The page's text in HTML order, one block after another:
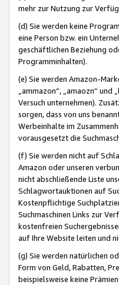
mehr zur Nutzung zur
(d) Sie werden keine
eine Person bzw. ein
geschäftlichen Beziehung
Programminhalten).
(e) Sie werden Amazon-
„ammazon“, „amaozn“
Versuch unternehmen).
sorgen, dass von uns
Werbeinhalte im
vorausgesetzt die
(f) Sie werden nicht auf
Amazon oder unseren
nicht abschließende Liste
Schlagwortauktionen auf
Kostenpflichtige
Suchmaschinen Links zur
kostenfreien
auf Ihre Website leiten und
(g) Sie werden natürlichen
Form von Geld, Rabatten,
beispielsweise keine